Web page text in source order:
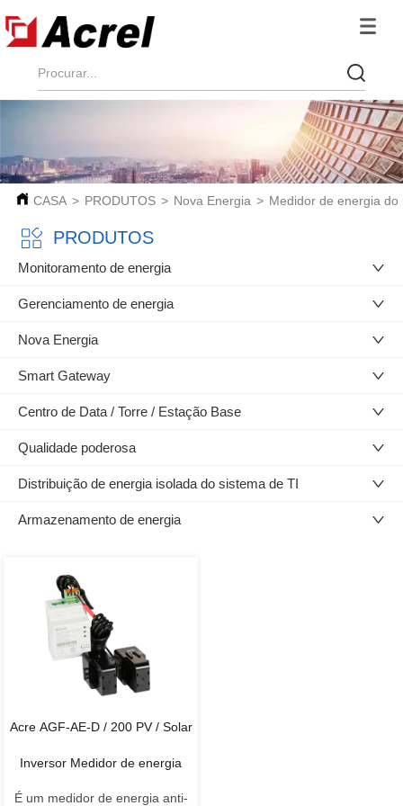
CASA > PRODUTOS > Nova Energia > Medidor de energia do
PRODUTOS
Monitoramento de energia
Gerenciamento de energia
Nova Energia
Smart Gateway
Centro de Data / Torre / Estação Base
Qualidade poderosa
Distribuição de energia isolada do sistema de TI
Armazenamento de energia
Acre AGF-AE-D / 200 PV / Solar
Inversor Medidor de energia
É um medidor de energia anti-